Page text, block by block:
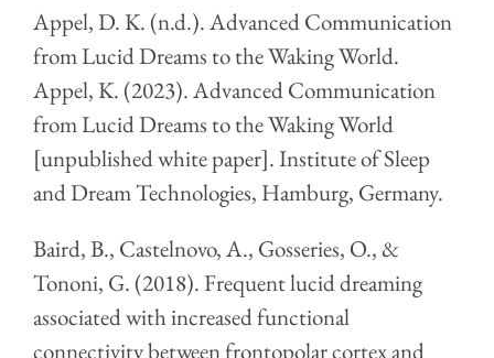
Appel, D. K. (n.d.). Advanced Communication
from Lucid Dreams to the Waking World.
Appel, K. (2023). Advanced Communication
from Lucid Dreams to the Waking World
[unpublished white paper]. Institute of Sleep
and Dream Technologies, Hamburg, Germany.
Baird, B., Castelnovo, A., Gosseries, O., &
Tononi, G. (2018). Frequent lucid dreaming
associated with increased functional
connectivity between frontopolar cortex and